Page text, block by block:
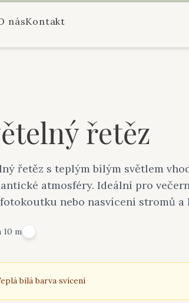
násKontakt
řetěz
řetěz s teplým bílým světlem
atmosféry. Ideální pro
nebo nasvícení stromů
10 m
bílá barva svícení